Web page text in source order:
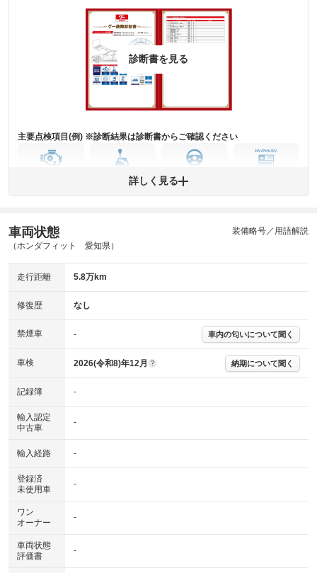
診断書を見る
主要点検項目(例) ※診断結果は診断書からご確認ください
ミッション
ステアリング
ABS その他
※グー故障診断は保証サービスではございません。購入時は必ず現車をご
※実際にお渡しする故障診断書につきましては、形式および表示項目が異
※グー故障診断書はあくまでも実施時点での診断結果となります。将来に
わたり車両状態を担保するものではありませんので、車両情報等の詳細は
詳しく見る
車両状態
（ホンダフィット 愛知県）
装備略号／用語解説
走行距離 5.8万km
修復歴 なし
禁煙車 - 車内の匂いについて聞く
車検 2026(令和8)年12月 ? 納期について聞く
記録簿 -
輸入認定
中古車
-
輸入経路 -
登録済
未使用車
-
ワン
オーナー
-
車両状態
評価書
-